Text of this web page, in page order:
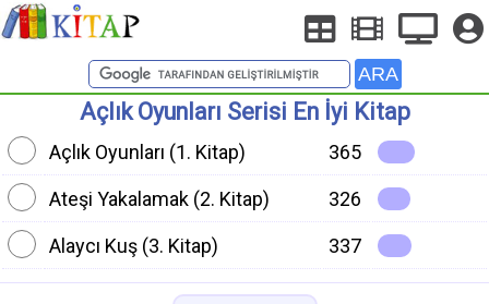
Açlık Oyunları Serisi En İyi Kitap
Açlık Oyunları (1. Kitap) 365
Ateşi Yakalamak (2. Kitap) 326
Alaycı Kuş (3. Kitap) 337